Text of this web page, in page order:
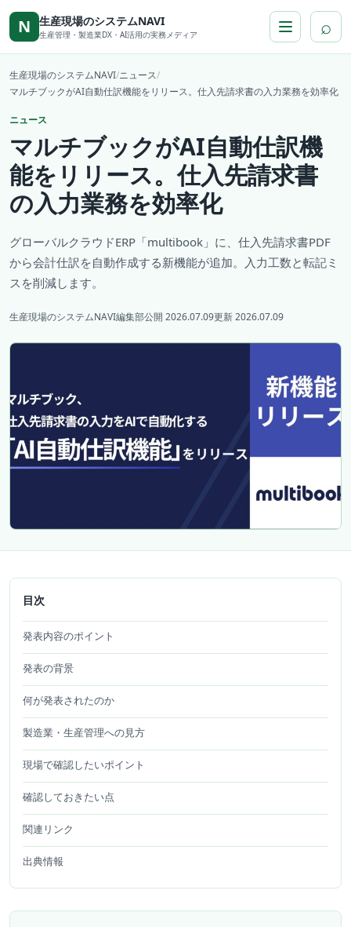
本文へ移動
N 生産現場のシステムNAVI
生産管理・製造業DX・AI活用の実務メディア ⌕
生産現場のシステムNAVI/ニュース/
マルチブックがAI自動仕訳機能をリリース。仕入先請求書の入力業務を効率化
ニュース
マルチブックがAI自動仕訳機
能をリリース。仕入先請求書
の入力業務を効率化
グローバルクラウドERP「multibook」に、仕入先請求書PDF
から会計仕訳を自動作成する新機能が追加。入力工数と転記ミ
スを削減します。
生産現場のシステムNAVI編集部公開 2026.07.09更新 2026.07.09
目次
発表内容のポイント
発表の背景
何が発表されたのか
製造業・生産管理への見方
現場で確認したいポイント
確認しておきたい点
関連リンク
出典情報